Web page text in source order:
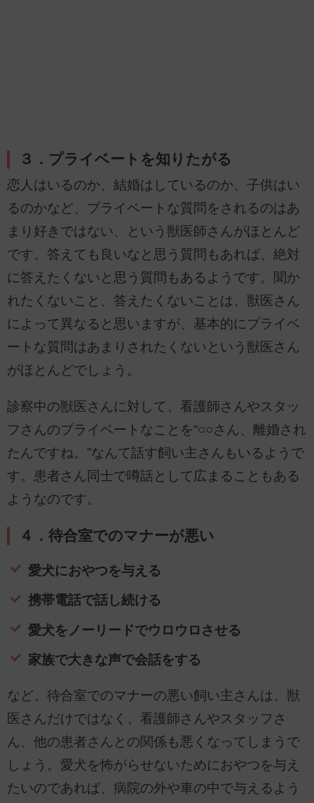
３．プライベートを知りたがる
恋人はいるのか、結婚はしているのか、子供はい
るのかなど、プライベートな質問をされるのはあ
まり好きではない、という獣医師さんがほとんど
です。答えても良いなと思う質問もあれば、絶対
に答えたくないと思う質問もあるようです。聞か
れたくないこと、答えたくないことは、獣医さん
によって異なると思いますが、基本的にプライベ
ートな質問はあまりされたくないという獣医さん
がほとんどでしょう。
診察中の獣医さんに対して、看護師さんやスタッ
フさんのプライベートなことを“○○さん、離婚され
たんですね。”なんて話す飼い主さんもいるようで
す。患者さん同士で噂話として広まることもある
ようなのです。
４．待合室でのマナーが悪い
愛犬におやつを与える
携帯電話で話し続ける
愛犬をノーリードでウロウロさせる
家族で大きな声で会話をする
など、待合室でのマナーの悪い飼い主さんは、獣
医さんだけではなく、看護師さんやスタッフさ
ん、他の患者さんとの関係も悪くなってしまうで
しょう。愛犬を怖がらせないためにおやつを与え
たいのであれば、病院の外や車の中で与えるよう